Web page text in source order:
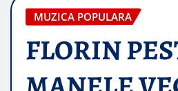
MUZICA POPULARA
FLORIN